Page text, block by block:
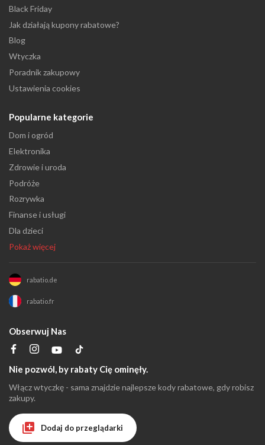
Black Friday
Jak działają kupony rabatowe?
Blog
Wtyczka
Poradnik zakupowy
Ustawienia cookies
Popularne kategorie
Dom i ogród
Elektronika
Zdrowie i uroda
Podróże
Rozrywka
Finanse i usługi
Dla dzieci
Pokaż więcej
rabatio.de
rabatio.fr
Obserwuj Nas
Nie pozwól, by rabaty Cię ominęły.
Włącz wtyczkę - sama znajdzie najlepsze kody rabatowe, gdy robisz
zakupy.
Dodaj do przeglądarki